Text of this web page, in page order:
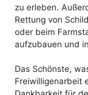
zu erleben.
Rettung von
oder beim
aufzubauen und
Das Schönste,
Freiwilligenarbeit